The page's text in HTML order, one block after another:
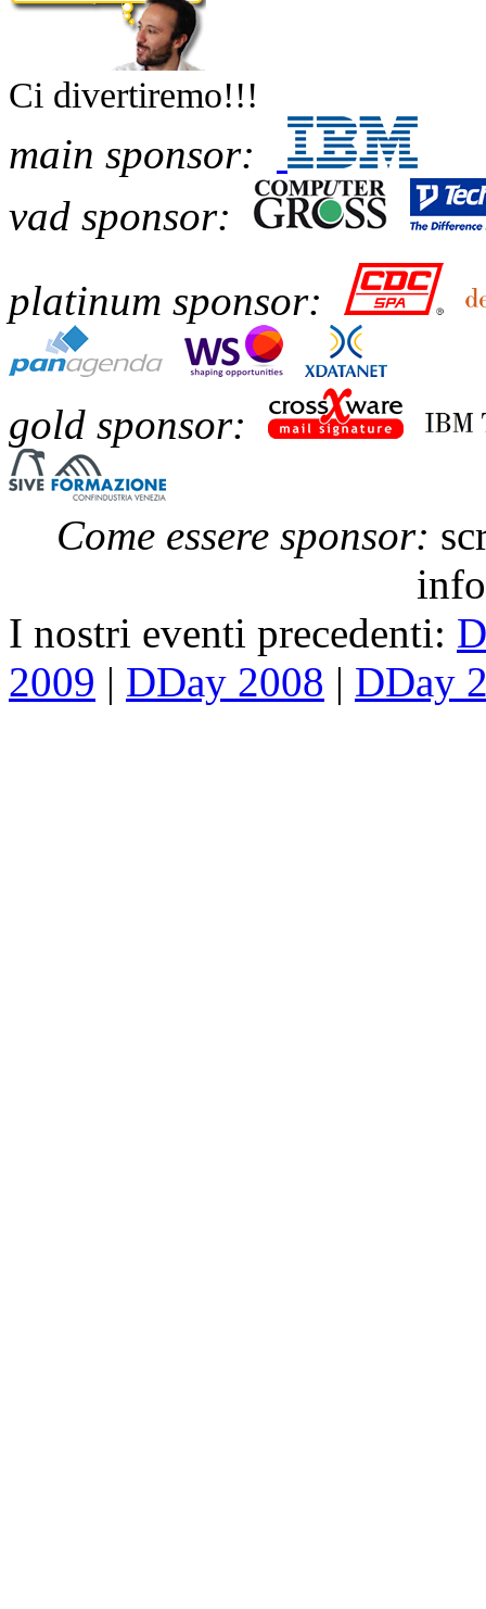
Ci divertiremo!!!
main sponsor:
vad sponsor:
platinum sponsor:
gold sponsor:
Come essere sponsor:
I nostri eventi precedenti:
2009 | DDay 2008 | DDay